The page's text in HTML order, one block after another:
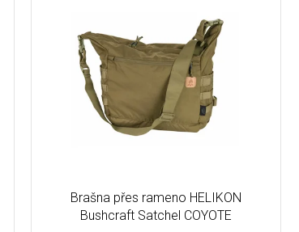
Brašna přes rameno HELIKON
Bushcraft Satchel COYOTE